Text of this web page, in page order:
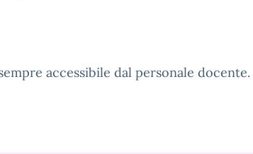
accessibile dal personale docente.